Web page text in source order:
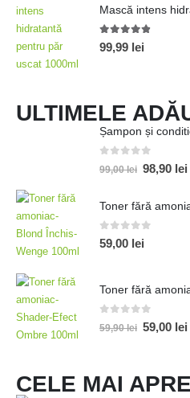
4.80out of 5
99,99 lei
ULTIMELE
Șampon și
out of 5
99,00lei 98,90 lei
Toner fără
0out of 5
59,00 lei
Toner fără
out of 5
59,90lei 59,00 lei
CELE MAI